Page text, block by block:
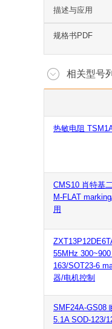
描述与应用
规格书PDF
相关型号
热敏电阻
CMS10 肖特基
M-FLAT
用
55MHz
163/SOT23-6
器/电机控制
SMF24A-GS08
5.1A SOD-123/